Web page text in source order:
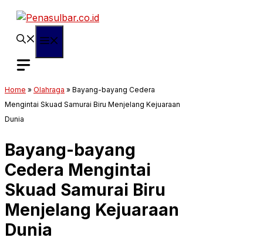
Langsung
Home » Olahraga » Bayang-bayang Cedera
Mengintai Skuad Samurai Biru Menjelang Kejuaraan
Dunia
Bayang-bayang
Cedera Mengintai
Skuad Samurai Biru
Menjelang Kejuaraan
Dunia